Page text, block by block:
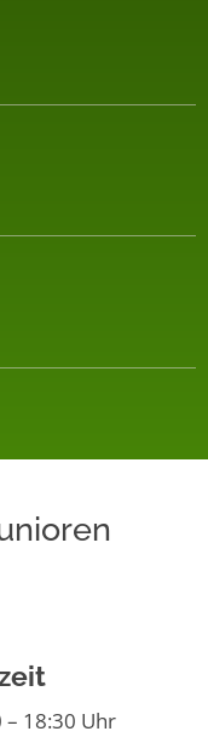
– 18:30 Uhr